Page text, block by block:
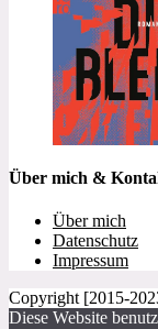
Über mich &
Über mich
Datenschutz
Impressum
Copyright [2015-
Diese Website